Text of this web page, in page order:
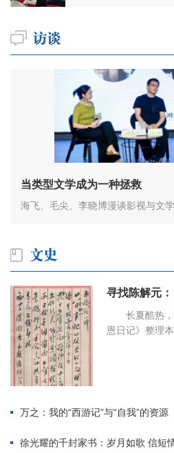
当类型文学成为一种拯救
海飞、毛尖、李晓博漫谈影视与文
寻找陈解元
长夏酷热
恩日记》整理
万之：我的“西游记”与“自我”的资源
徐光耀的千封家书：岁月如歌 信短